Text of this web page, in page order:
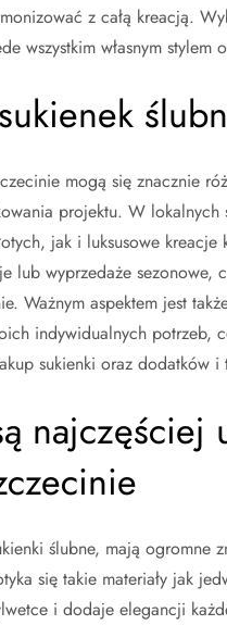
z całą kreacją.
wszystkim własnym stylem
mogą się znacznie
projektu. W
jak i luksusowe
lub wyprzedaże sezonowe,
Ważnym aspektem jest
indywidualnych
sukienki oraz dodatków
ślubne, mają
się takie materiały jak
i dodaje elegancji